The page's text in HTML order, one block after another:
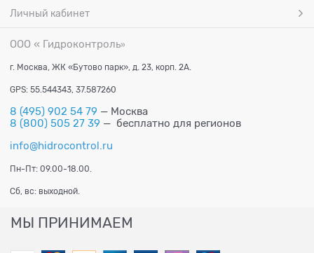
Личный кабинет
ООО « Гидроконтроль»
г. Москва, ЖК «Бутово парк», д. 23, корп. 2А.
GPS: 55.544343, 37.587260
8 (495) 902 54 79 — Москва
8 (800) 505 27 39 — бесплатно для регионов
info@hidrocontrol.ru
Пн-Пт: 09.00-18.00.
Сб, вс: выходной.
МЫ ПРИНИМАЕМ